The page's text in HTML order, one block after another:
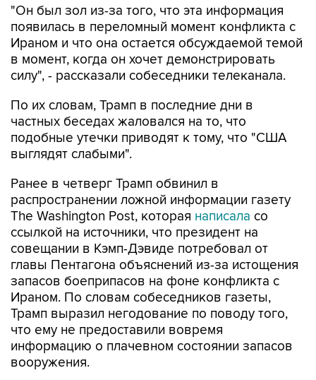
"Он был зол из-за того, что эта информация
появилась в переломный момент конфликта с
Ираном и что она остается обсуждаемой темой
в момент, когда он хочет демонстрировать
силу", - рассказали собеседники телеканала.
По их словам, Трамп в последние дни в
частных беседах жаловался на то, что
подобные утечки приводят к тому, что "США
выглядят слабыми".
Ранее в четверг Трамп обвинил в
распространении ложной информации газету
The Washington Post, которая написала со
ссылкой на источники, что президент на
совещании в Кэмп-Дэвиде потребовал от
главы Пентагона объяснений из-за истощения
запасов боеприпасов на фоне конфликта с
Ираном. По словам собеседников газеты,
Трамп выразил негодование по поводу того,
что ему не предоставили вовремя
информацию о плачевном состоянии запасов
вооружения.